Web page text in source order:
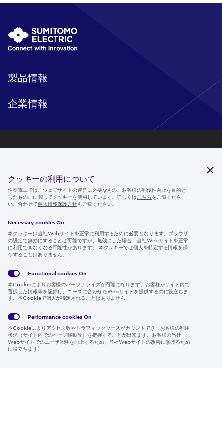
製品情報
企業情報
ニュースルーム
IR情報
採用情報
Global
Policy
サイト
約
Region & Language:
Japan | JP
クッキーの利用について
住友電工では、ウェブサイトの運営に必要なもの、お客様の利便性向上を目的と
したもの、に関してクッキーを使用しています。詳しくは こちらをご覧くださ
い。合わせて個人情報保護方針もご覧ください。
Necessary cookies On
本クッキーは当社Webサイトを正常に利用するために必要となります。ブラウザ
の設定で無効にすることは可能ですが、無効にした場合、当社Webサイトを正常
に利用できなくなる可能性があります。 本クッキーでは個人を特定する情報を保
存することはありません。
Functional cookies On
本Cookieによりお客様のパーソナライズが可能になります。お客様がサイト内で
選択した情報等を記録し、ニーズに合わせたWebサイトを提供するのに役立ちま
す。本Cookieで個人が特定されることはありません。
Performance cookies On
本Cookieによりアクセス数やトラフィックソースがカウントでき、お客様の利用
状況（サイト内でのページ移動等）を把握することが出来ます。お客様の当社
Webサイトでのユーザ体験を向上するため、当社Webサイトの改善に繋げるため
に役立ちます。